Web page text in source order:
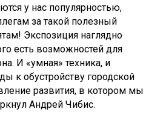
у нас популярностью,
за такой полезный
Экспозиция наглядно
есть возможностей для
И «умная» техника, и
к обустройству городской
развития, в котором мы
Андрей Чибис.